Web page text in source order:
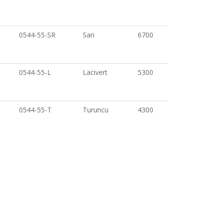
0544-55-SR Sarı 6700
0544-55-L Lacivert 5300
0544-55-T Turuncu 4300